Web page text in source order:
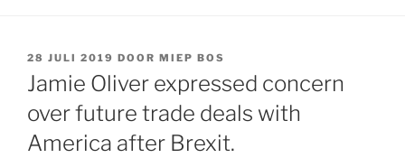
GEPLAATST
OP
28 JULI 2019 DOOR MIEP BOS
Jamie Oliver expressed concern
over future trade deals with
America after Brexit.